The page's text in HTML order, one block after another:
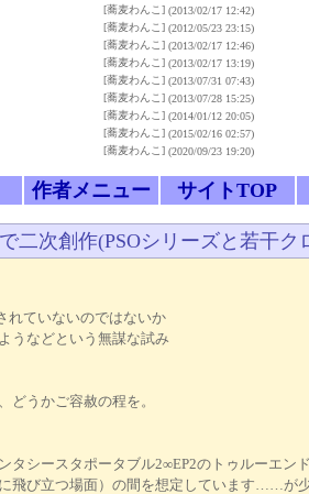
[蕎麦わんこ] (2013/02/17 12:42)
[蕎麦わんこ] (2012/05/23 23:15)
[蕎麦わんこ] (2013/02/17 12:46)
[蕎麦わんこ] (2013/02/17 13:19)
[蕎麦わんこ] (2013/07/31 07:43)
[蕎麦わんこ] (2013/07/28 15:25)
[蕎麦わんこ] (2014/01/12 20:05)
[蕎麦わんこ] (2015/02/16 02:57)
[蕎麦わんこ] (2020/09/23 19:20)
作者メニュー サイトTOP
二次創作(PSOシリーズと若干ク
れていないのではないか
うなどという無謀な試み
どうかご容赦の程を。
タシースタポータブル2∞EP2のトゥルーエン
飛び立つ場面）の間を想定しています……が